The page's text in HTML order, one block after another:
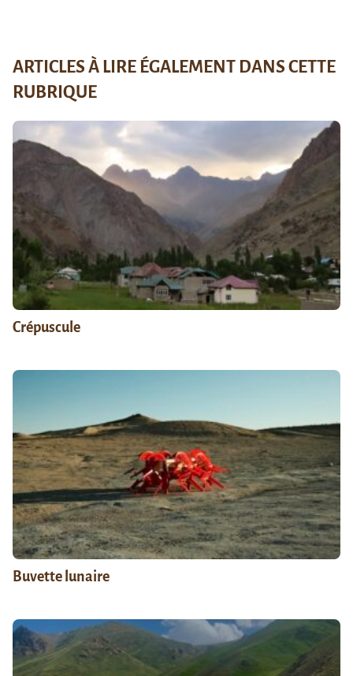
ARTICLES À LIRE ÉGALEMENT DANS CETTE
RUBRIQUE
Crépuscule
Buvette lunaire